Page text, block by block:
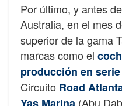
Por último, y antes
Australia, en el mes
superior de la gama
marcas como el
producción en
Circuito Road
(Abu